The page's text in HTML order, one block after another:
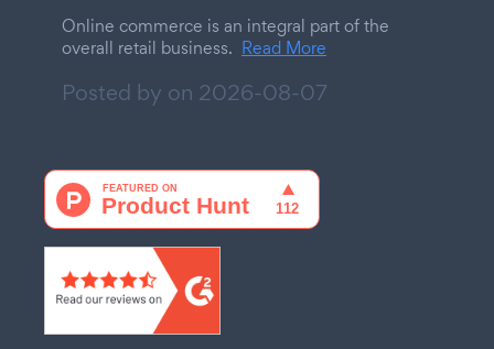
Online commerce is an integral part of the
overall retail business. Read More
Posted by on 2026-08-07